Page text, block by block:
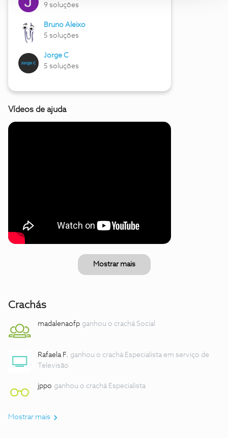
9 soluções
Bruno Aleixo
5 soluções
Jorge C
5 soluções
Vídeos de ajuda
Mostrar mais
Crachás
madalenaofp ganhou o crachá Social
Rafaela F. ganhou o crachá Especialista em serviço de
Televisão
jppo ganhou o crachá Especialista
Mostrar mais